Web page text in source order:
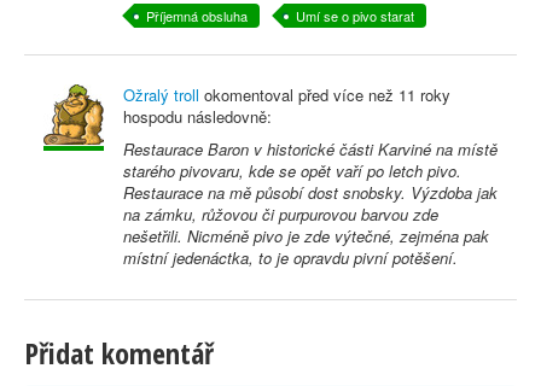
Příjemná obsluha Umí se o pivo starat
Ožralý troll okomentoval před více než 11 roky
hospodu následovně:
Restaurace Baron v historické části Karviné na místě
starého pivovaru, kde se opět vaří po letch pivo.
Restaurace na mě působí dost snobsky. Výzdoba jak
na zámku, růžovou či purpurovou barvou zde
nešetřili. Nicméně pivo je zde výtečné, zejména pak
místní jedenáctka, to je opravdu pivní potěšení.
Přidat komentář